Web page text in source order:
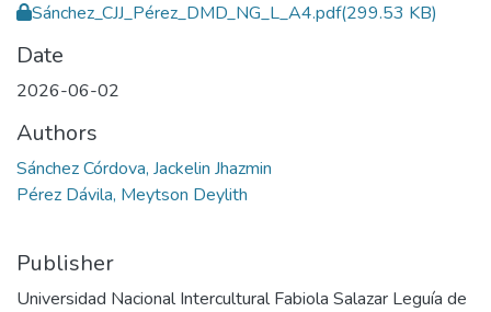
Sánchez_CJJ_Pérez_DMD_NG_L_A4.pdf(299.53 KB)
Date
2026-06-02
Authors
Sánchez Córdova, Jackelin Jhazmin
Pérez Dávila, Meytson Deylith
Publisher
Universidad Nacional Intercultural Fabiola Salazar Leguía de